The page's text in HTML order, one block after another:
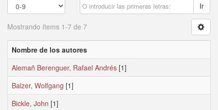
Ir
Mostrando ítems 1-7 de 7
Nombre de los autores
Alemañ Berenguer, Rafael Andrés [1]
Balzer, Wolfgang [1]
Bickle, John [1]